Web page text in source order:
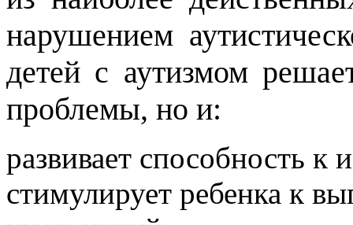
нарушением
детей с аутизмом
проблемы, но и:
развивает способность
стимулирует ребенка к